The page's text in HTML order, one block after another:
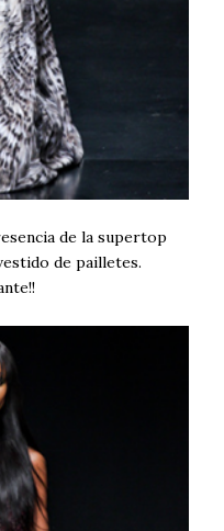
de la supertop
de pailletes.